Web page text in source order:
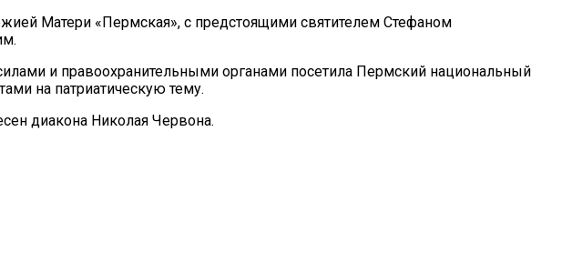
Матери «Пермская», с предстоящими святителем Стефаном
и правоохранительными органами посетила Пермский национальный
на патриатическую тему.
диакона Николая Червона.